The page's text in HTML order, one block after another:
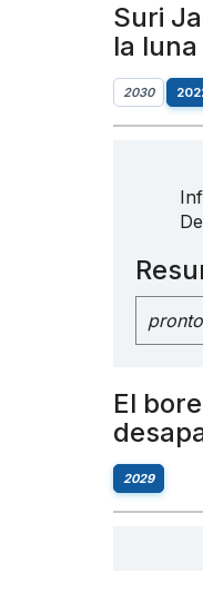
Suri
la
2030
El
2029